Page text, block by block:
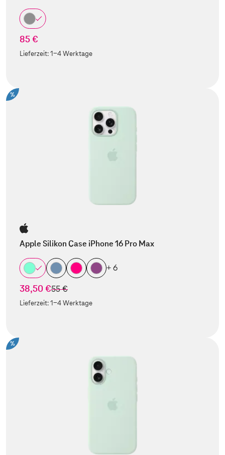
85 €
Lieferzeit:1-4 Werktage
%
Apple Silikon Case iPhone 16 Pro Max
+ 6
38,50 €statt
55 €
Lieferzeit:1-4 Werktage
%